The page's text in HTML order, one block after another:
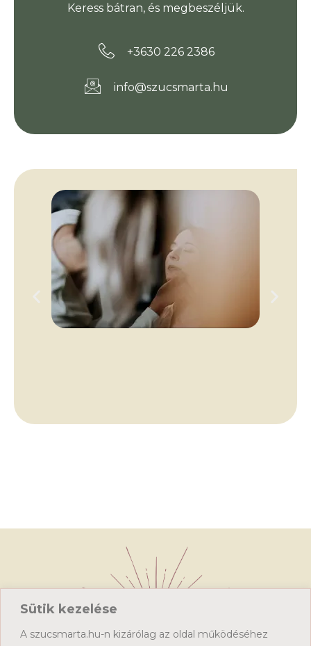
Sütik kezelése
A szucsmarta.hu-n kizárólag az oldal működéséhez
Keress bátran, és megbeszéljük.
+3630 226 2386
info@szucsmarta.hu